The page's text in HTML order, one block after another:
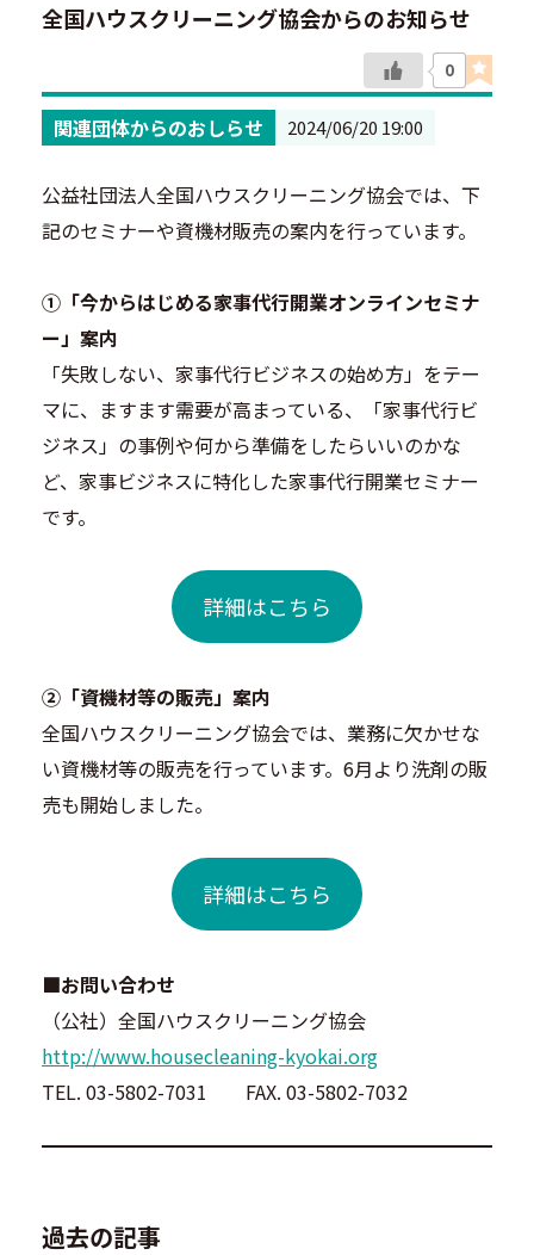
全国ハウスクリーニング協会からのお知らせ
0
関連団体からのおしらせ 2024/06/20 19:00
公益社団法人全国ハウスクリーニング協会では、下
記のセミナーや資機材販売の案内を行っています。
①「今からはじめる家事代行開業オンラインセミナ
ー」案内
「失敗しない、家事代行ビジネスの始め方」をテー
マに、ますます需要が高まっている、「家事代行ビ
ジネス」の事例や何から準備をしたらいいのかな
ど、家事ビジネスに特化した家事代行開業セミナー
です。
詳細はこちら
➁「資機材等の販売」案内
全国ハウスクリーニング協会では、業務に欠かせな
い資機材等の販売を行っています。6月より洗剤の販
売も開始しました。
詳細はこちら
■お問い合わせ
（公社）全国ハウスクリーニング協会
http://www.housecleaning-kyokai.org
TEL. 03-5802-7031 FAX. 03-5802-7032
過去の記事